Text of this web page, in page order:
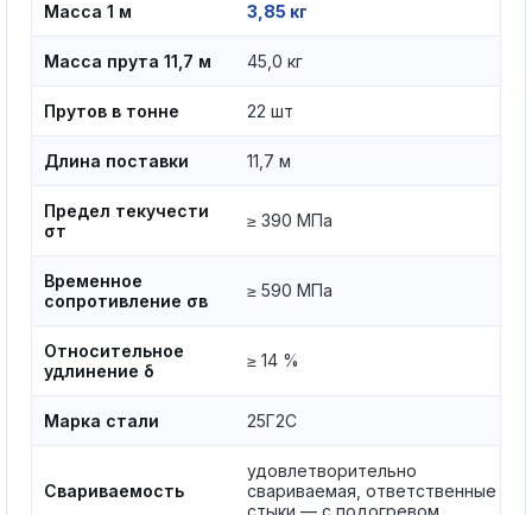
Масса 1 м 3,85 кг
Масса прута 11,7 м 45,0 кг
Прутов в тонне 22 шт
Длина поставки 11,7 м
Предел текучести
σт
≥ 390 МПа
Временное
сопротивление σв
≥ 590 МПа
Относительное
удлинение δ
≥ 14 %
Марка стали 25Г2С
Свариваемость
удовлетворительно
свариваемая, ответственные
стыки — с подогревом